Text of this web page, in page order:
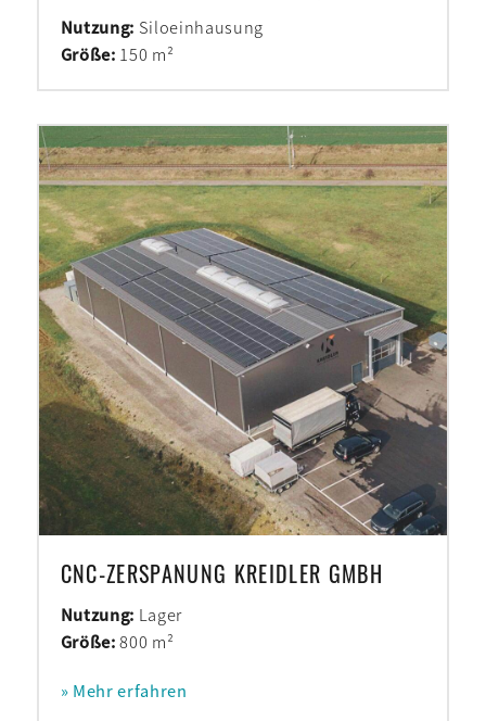
Nutzung: Siloeinhausung
Größe: 150 m²
CNC-ZERSPANUNG KREIDLER GMBH
Nutzung: Lager
Größe:800 m²
» Mehr erfahren